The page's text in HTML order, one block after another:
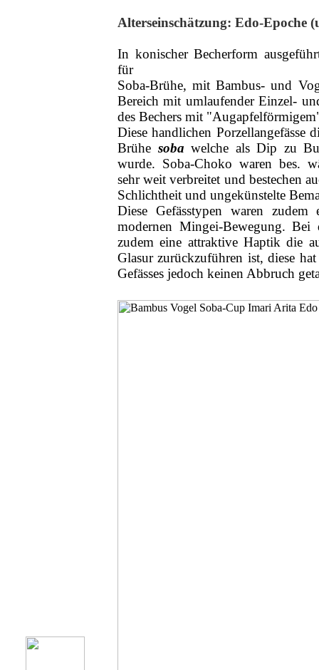
Alterseinschätzung: Edo-Epoche
In konischer Becherform
für
Soba-Brühe, mit Bambus- und
Bereich mit umlaufender Einzel-
des Bechers mit
Diese handlichen Porzellangefässe
Brühe soba welche als Dip zu
wurde. Soba-Choko waren bes.
sehr weit verbreitet und bestechen
Schlichtheit und ungekünstelte
Diese Gefässtypen waren
modernen Mingei-Bewegung. Bei
zudem eine attraktive Haptik die
Glasur zurückzuführen ist, diese
Gefässes jedoch keinen Abbruch